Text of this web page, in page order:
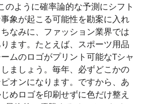
のように確率論的な予測にシフト
象が起こる可能性を勘案に入れ
なみに、ファッション業界では
ます。たとえば、スポーツ用品
ムのロゴがプリント可能なTシャ
ましょう。毎年、必ずどこかの
オンになります。ですから、あ
めロゴを印刷せずに色だけ整え